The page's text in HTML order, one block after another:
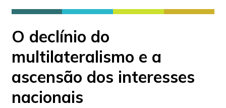
O declínio do
multilateralismo e a
ascensão dos interesses
nacionais